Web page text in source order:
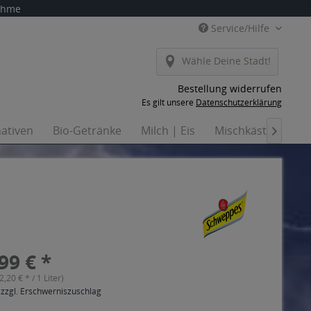
Service/Hilfe
Wähle Deine Stadt!
Bestellung widerrufen
Es gilt unsere Datenschutzerklärung
Bio-Getränke Milch | Eis Mischkästen

€ *
€ * / 1 Liter)
Erschwerniszuschlag